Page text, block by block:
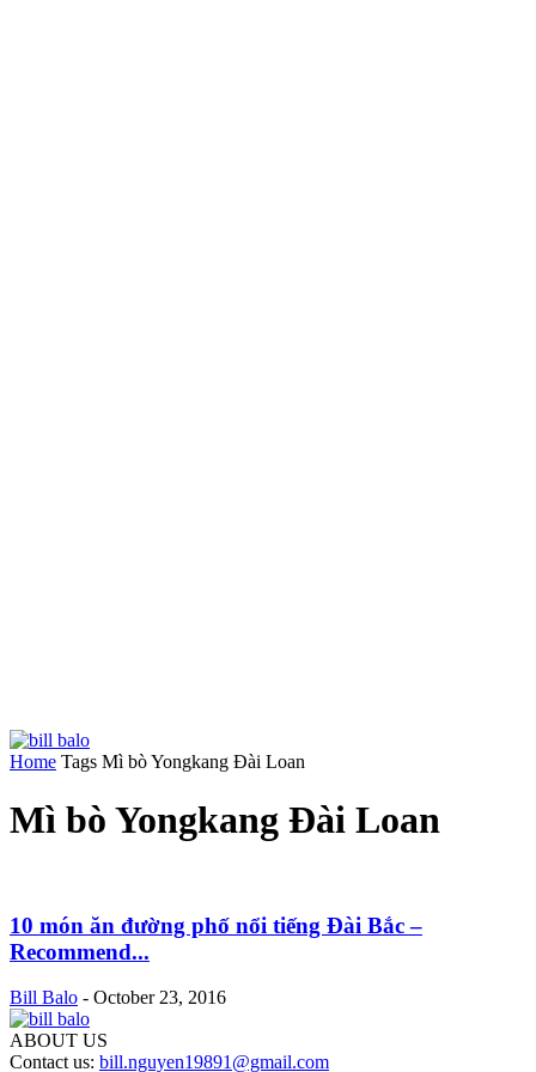
Home Tags Mì bò Yongkang Đài Loan
Mì bò Yongkang Đài Loan
10 món ăn đường phố nổi tiếng Đài Bắc –
Recommend...
Bill Balo - October 23, 2016
ABOUT US
Contact us: bill.nguyen19891@gmail.com